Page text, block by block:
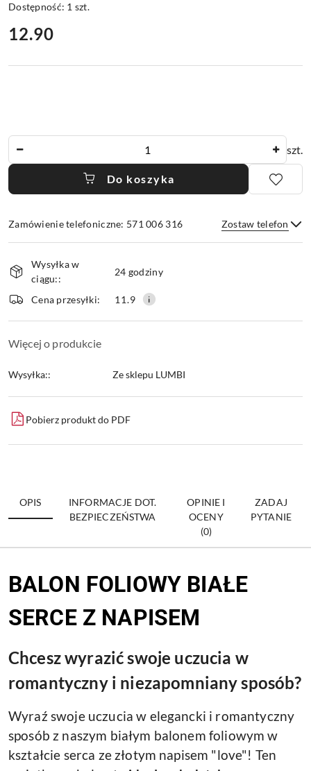
Dostępność: 1 szt.
cena:
12.90
szt.
Do koszyka
Zamówienie telefoniczne: 571 006 316 Zostaw telefon
i
dostawa
Wysyłka w
ciągu::
24 godziny
Cena przesyłki: 11.9
Więcej o produkcie
Wysyłka:: Ze sklepu LUMBI
Pobierz produkt do PDF
OPIS
INFORMACJE DOT.
BEZPIECZEŃSTWA
OPINIE I
OCENY
(0)
ZADAJ
PYTANIE
BALON FOLIOWY BIAŁE
SERCE Z NAPISEM
Chcesz wyrazić swoje uczucia w
romantyczny i niezapomniany sposób?
Wyraź swoje uczucia w elegancki i romantyczny
sposób z naszym białym balonem foliowym w
kształcie serca ze złotym napisem "love"! Ten